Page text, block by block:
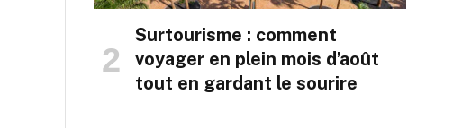
Surtourisme : comment
voyager en plein mois d’août
tout en gardant le sourire